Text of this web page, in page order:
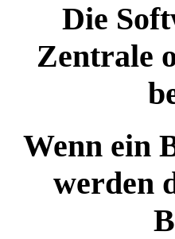
Die
Zentrale
Wenn ein
werden